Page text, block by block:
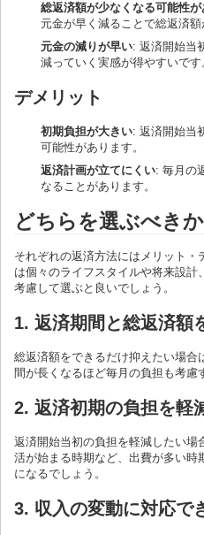
総返済額が少なくなる可能性が
元金が早く減ることで総返済
元金の減りが早い: 返済開始当
減っていく実感が得やすいです
デメリット
初期負担が大きい: 返済開始当
可能性があります。
返済計画が立てにくい: 毎月の
なることがあります。
どちらを選ぶべきか
それぞれの返済方法にはメリット
は個々のライフスタイルや将来設
考慮して選ぶと良いでしょう。
1. 返済期間と総返済額
総返済額をできるだけ抑えたい場合
間が長くなるほど毎月の負担も考慮
2. 返済初期の負担を軽
返済開始当初の負担を軽減したい場
活が始まる時期など、出費が多い時
になるでしょう。
3. 収入の変動に対応で